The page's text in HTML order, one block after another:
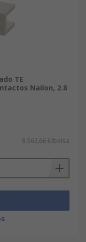
TE
Nailon, 2.8
8 562,66 €/bolsa